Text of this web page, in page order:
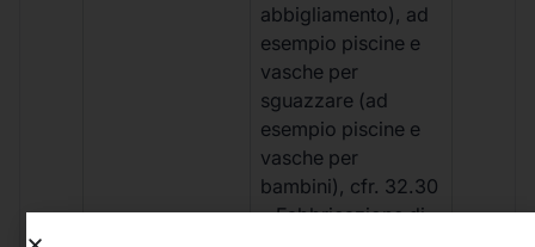
abbigliamento), ad
esempio piscine e
vasche per
sguazzare (ad
esempio piscine e
vasche per
bambini), cfr. 32.30
• Fabbricazione di